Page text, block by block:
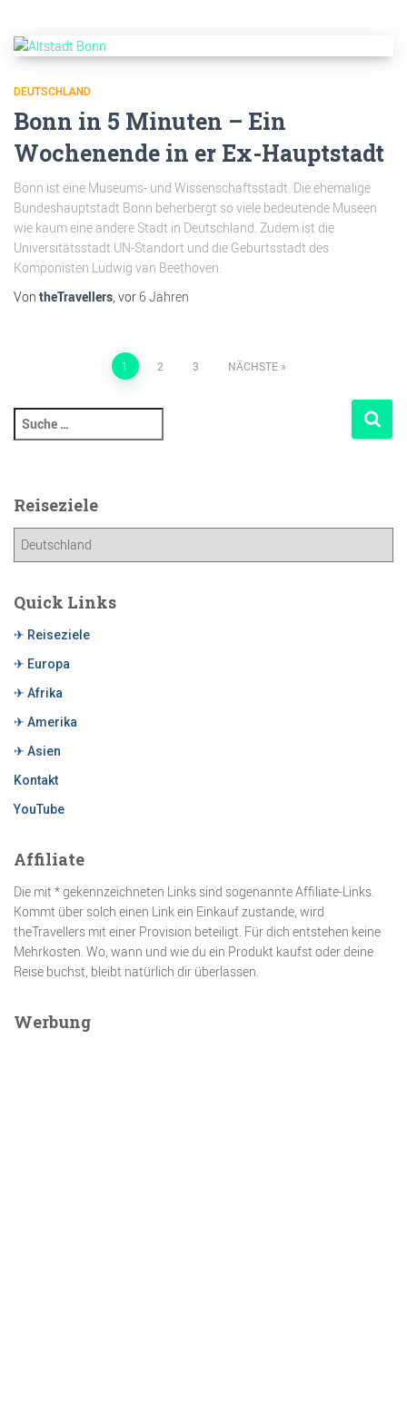
DEUTSCHLAND
Bonn in 5 Minuten – Ein
Wochenende in er Ex-Hauptstadt
Bonn ist eine Museums- und Wissenschaftsstadt. Die ehemalige
Bundeshauptstadt Bonn beherbergt so viele bedeutende Museen
wie kaum eine andere Stadt in Deutschland. Zudem ist die
Universitätsstadt UN-Standort und die Geburtsstadt des
Komponisten Ludwig van Beethoven.
Von theTravellers , vor 6 Jahren
1 2 3 NÄCHSTE
Reiseziele
Quick Links
✈ Reiseziele
✈ Europa
✈ Afrika
✈ Amerika
✈ Asien
Kontakt
YouTube
Affiliate
Die mit * gekennzeichneten Links sind sogenannte Affiliate-Links.
Kommt über solch einen Link ein Einkauf zustande, wird
theTravellers mit einer Provision beteiligt. Für dich entstehen keine
Mehrkosten. Wo, wann und wie du ein Produkt kaufst oder deine
Reise buchst, bleibt natürlich dir überlassen.
Werbung